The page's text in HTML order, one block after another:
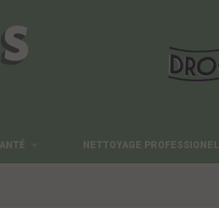
NETTOYAGE PROFESSIONEL